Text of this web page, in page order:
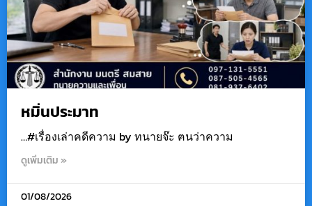
หมิ่นประมาท
…#เรื่องเล่าคดีความ by ทนายจ๊ะ ฅนว่าความ
ดูเพิ่มเติม »
01/08/2026